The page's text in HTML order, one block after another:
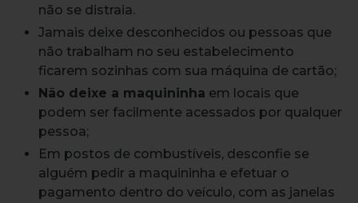
não se distraia.
Jamais deixe desconhecidos ou pessoas que
não trabalham no seu estabelecimento
ficarem sozinhas com sua máquina de cartão;
Não deixe a maquininha em locais que
podem ser facilmente acessados por qualquer
pessoa;
Em postos de combustíveis, desconfie se
alguém pedir a maquininha e efetuar o
pagamento dentro do veículo, com as janelas